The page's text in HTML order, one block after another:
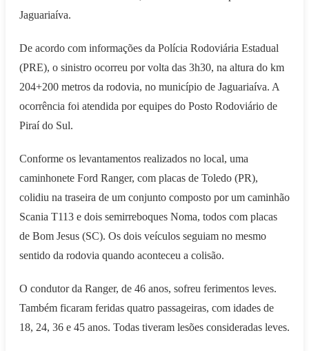
Jaguariaíva.
De acordo com informações da Polícia Rodoviária Estadual
(PRE), o sinistro ocorreu por volta das 3h30, na altura do km
204+200 metros da rodovia, no município de Jaguariaíva. A
ocorrência foi atendida por equipes do Posto Rodoviário de
Piraí do Sul.
Conforme os levantamentos realizados no local, uma
caminhonete Ford Ranger, com placas de Toledo (PR),
colidiu na traseira de um conjunto composto por um caminhão
Scania T113 e dois semirreboques Noma, todos com placas
de Bom Jesus (SC). Os dois veículos seguiam no mesmo
sentido da rodovia quando aconteceu a colisão.
O condutor da Ranger, de 46 anos, sofreu ferimentos leves.
Também ficaram feridas quatro passageiras, com idades de
18, 24, 36 e 45 anos. Todas tiveram lesões consideradas leves.